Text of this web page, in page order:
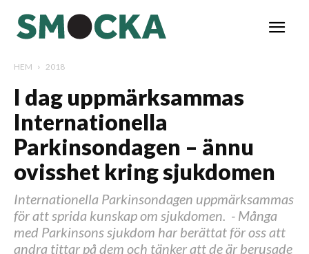
HEM 2018
I dag uppmärksammas
Internationella
Parkinsondagen – ännu
ovisshet kring sjukdomen
Internationella Parkinsondagen uppmärksammas
för att sprida kunskap om sjukdomen. - Många
med Parkinsons sjukdom har berättat för oss att
andra tittar på dem och tänker att de är berusade